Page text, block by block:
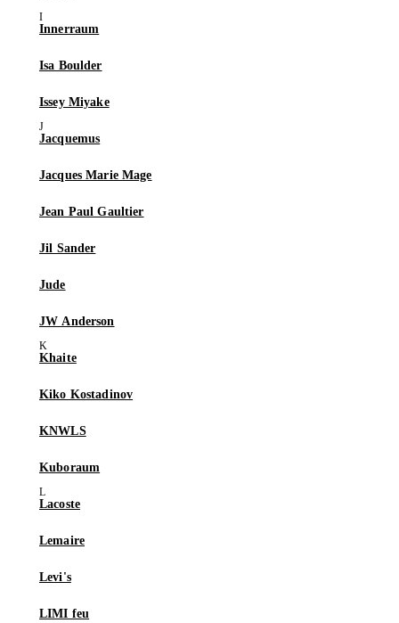
Innerraum
Isa Boulder
Issey Miyake
Jacquemus
Jacques Marie Mage
Jean Paul Gaultier
Jil Sander
Jude
JW Anderson
Khaite
Kiko Kostadinov
KNWLS
Kuboraum
Lacoste
Lemaire
Levi's
LIMI feu